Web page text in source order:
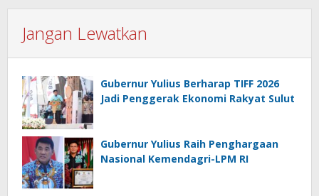
Jangan Lewatkan
Gubernur Yulius Berharap TIFF 2026
Jadi Penggerak Ekonomi Rakyat Sulut
Gubernur Yulius Raih Penghargaan
Nasional Kemendagri-LPM RI